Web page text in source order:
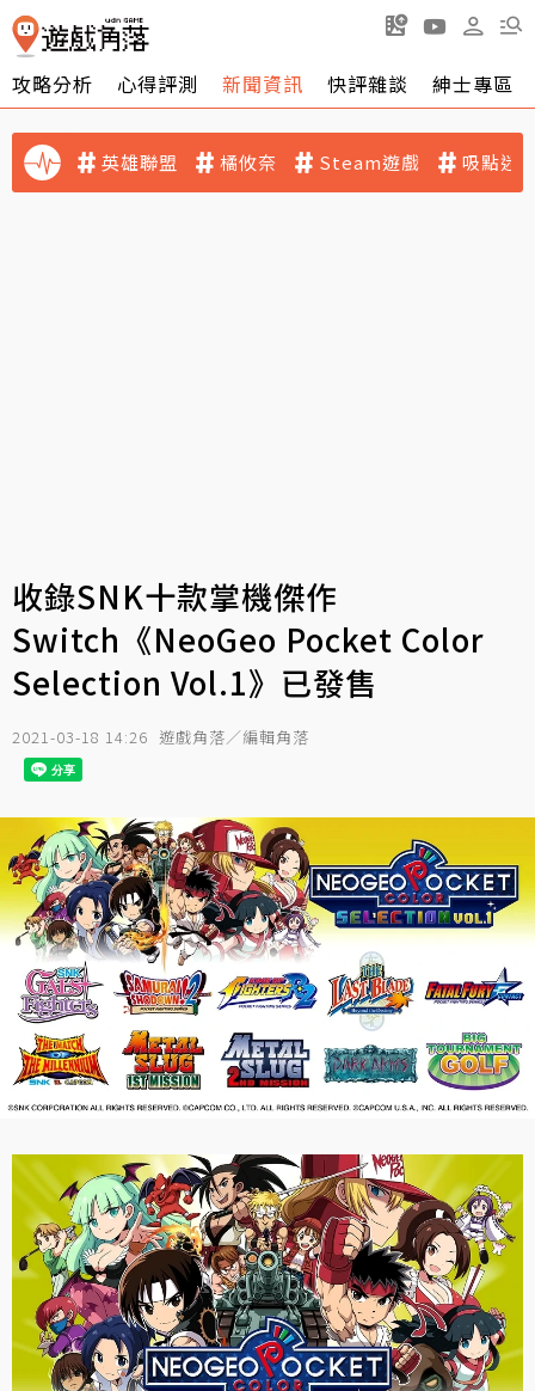
攻略分析 心得評測 新聞資訊 快評雜談 紳士專區
英雄聯盟 橘攸奈 Steam遊戲 吸點迷
收錄SNK十款掌機傑作
Switch《NeoGeo Pocket Color
Selection Vol.1》已發售
2021-03-18 14:26 遊戲角落／編輯角落